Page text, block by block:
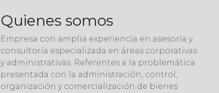
Quienes somos
Empresa con amplia experiencia en asesoría y
consultoría especializada en áreas corporativas
y administrativas. Referentes a la problemática
presentada con la administración, control,
organización y comercialización de bienes